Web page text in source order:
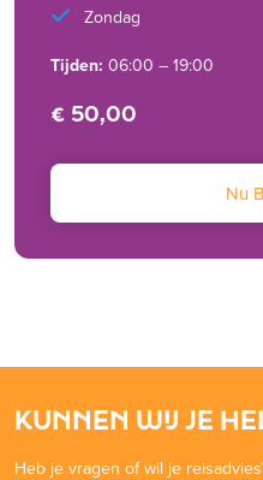
Zondag
Tijden: 06:00 – 19:00
€ 50,00
Nu
KUNNEN WIJ JE
Heb je vragen of wil je